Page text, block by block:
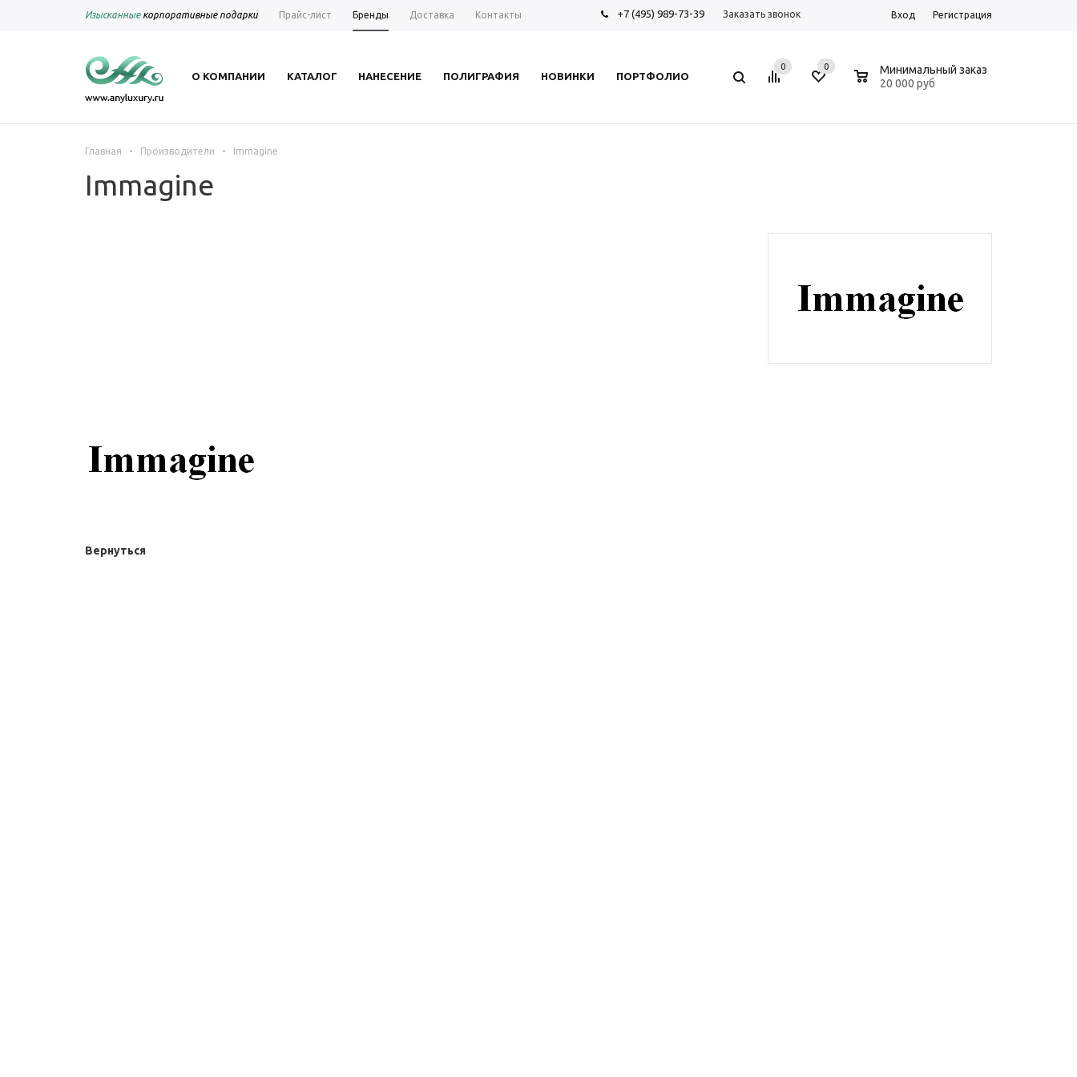
Изысканныекорпоративные подарки Прайс-лист Бренды Доставка Контакты +7 (495) 989-73-39 Заказать звонок Вход Регистрация
О КОМПАНИИ КАТАЛОГ НАНЕСЕНИЕ ПОЛИГРАФИЯ НОВИНКИ ПОРТФОЛИО
0 0
Минимальный заказ
20 000 руб
Главная - Производители - Immagine
Immagine
Вернуться